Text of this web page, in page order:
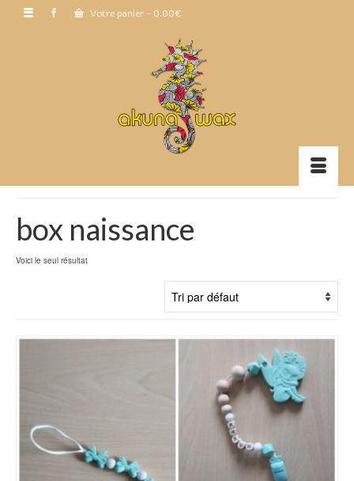
Votre panier - 0.00€
box naissance
Voici le seul résultat